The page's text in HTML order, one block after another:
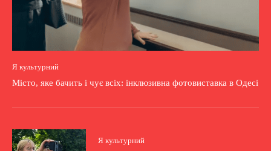
Я культурний
Місто, яке бачить і чує всіх: інклюзивна фотовиставка в Одесі
Я культурний